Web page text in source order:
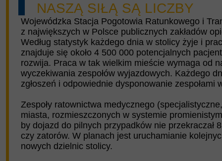
NASZĄ SIŁĄ SĄ LICZBY
Wojewódzka Stacja Pogotowia Ratunkowego i
z największych w Polsce publicznych zakładów
Według statystyk każdego dnia w stolicy żyje i
znajduje się około 4 500 000 potencjalnych
rozwija. Praca w tak wielkim mieście wymaga od
wyczekiwania zespołów wyjazdowych. Każdego
zgłoszeń i odpowiednie dysponowanie
Zespoły ratownictwa medycznego
miasta, rozmieszczonych w systemie
by dojazd do pilnych przypadków nie
czy zatorów. W planach jest uruchamianie
nowych dzielnic stolicy.